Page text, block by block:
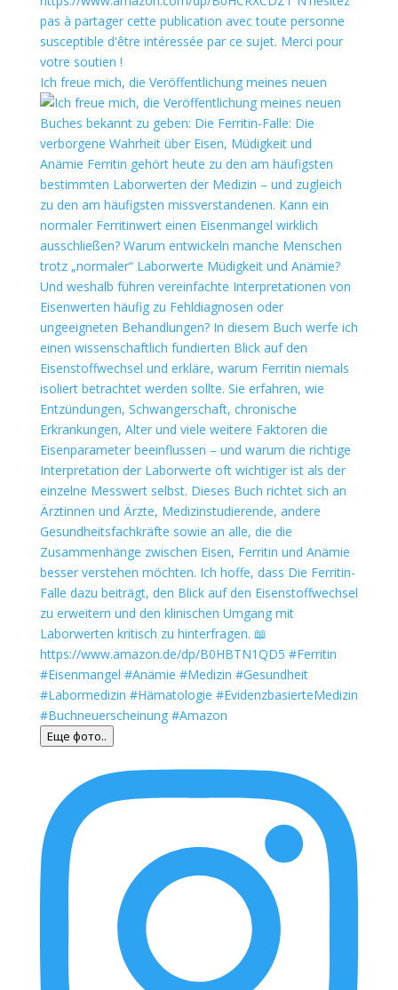
Ich freue mich, die Veröffentlichung meines neuen
Еще фото..